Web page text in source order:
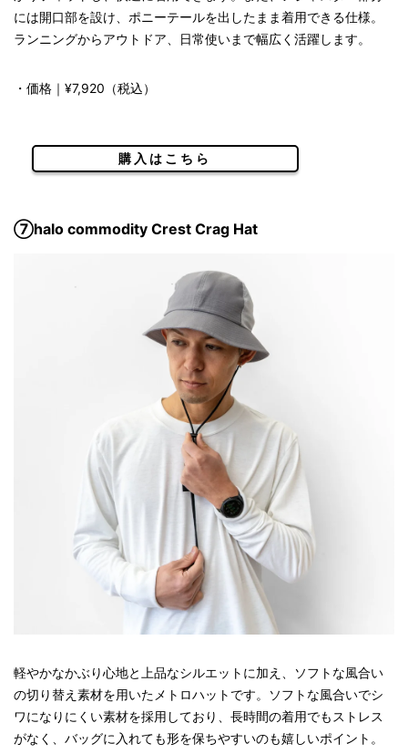
には開口部を設け、ポニーテールを出したまま着用できる仕様。
ランニングからアウトドア、日常使いまで幅広く活躍します。
・価格｜¥7,920（税込）
購入はこちら
⑦halo commodity Crest Crag Hat
軽やかなかぶり心地と上品なシルエットに加え、ソフトな風合い
の切り替え素材を用いたメトロハットです。ソフトな風合いでシ
ワになりにくい素材を採用しており、長時間の着用でもストレス
がなく、バッグに入れても形を保ちやすいのも嬉しいポイント。